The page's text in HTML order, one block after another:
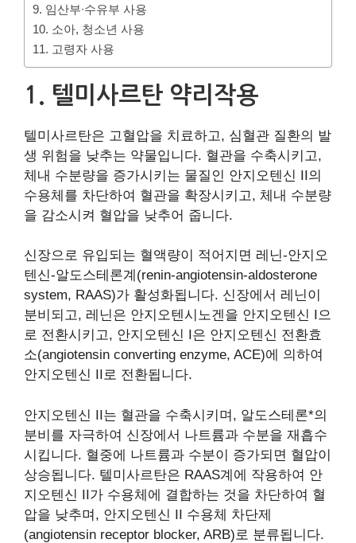
9. 임산부∙수유부 사용
10. 소아, 청소년 사용
11. 고령자 사용
1. 텔미사르탄 약리작용
텔미사르탄은 고혈압을 치료하고, 심혈관 질환의 발
생 위험을 낮추는 약물입니다. 혈관을 수축시키고,
체내 수분량을 증가시키는 물질인 안지오텐신 II의
수용체를 차단하여 혈관을 확장시키고, 체내 수분량
을 감소시켜 혈압을 낮추어 줍니다.
신장으로 유입되는 혈액량이 적어지면 레닌-안지오
텐신-알도스테론계(renin-angiotensin-aldosterone
system, RAAS)가 활성화됩니다. 신장에서 레닌이
분비되고, 레닌은 안지오텐시노겐을 안지오텐신 I으
로 전환시키고, 안지오텐신 I은 안지오텐신 전환효
소(angiotensin converting enzyme, ACE)에 의하여
안지오텐신 II로 전환됩니다.
안지오텐신 II는 혈관을 수축시키며, 알도스테론*의
분비를 자극하여 신장에서 나트륨과 수분을 재흡수
시킵니다. 혈중에 나트륨과 수분이 증가되면 혈압이
상승됩니다. 텔미사르탄은 RAAS계에 작용하여 안
지오텐신 II가 수용체에 결합하는 것을 차단하여 혈
압을 낮추며, 안지오텐신 II 수용체 차단제
(angiotensin receptor blocker, ARB)로 분류됩니다.